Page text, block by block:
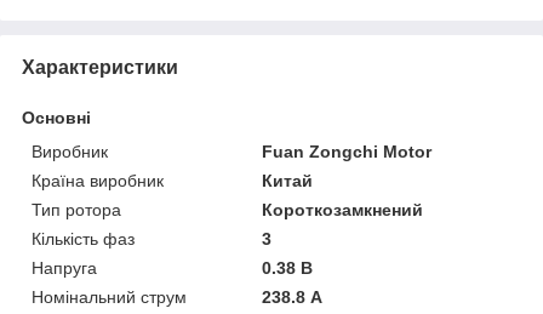
Характеристики
Основні
Виробник
Fuan Zongchi Motor
Країна виробник
Китай
Тип ротора
Короткозамкнений
Кількість фаз
3
Напруга
0.38 В
Номінальний струм
238.8 А